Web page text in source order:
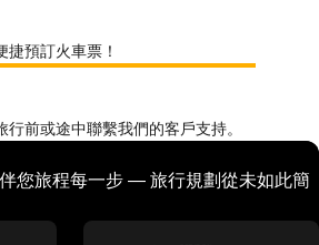
捷預訂火車票！
行前或途中聯繫我們的客戶支持。
您旅程每一步 — 旅行規劃從未如此簡